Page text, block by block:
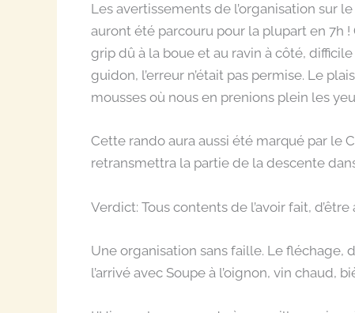
Les avertissements de l’organisation sur
auront été parcouru pour la plupart en 7h
grip dû à la boue et au ravin à côté,
guidon, l’erreur n’était pas permise. Le
mousses où nous en prenions plein les
Cette rando aura aussi été marqué par le
retransmettra la partie de la descente
Verdict: Tous contents de l’avoir fait,
Une organisation sans faille. Le fléchage,
l’arrivé avec Soupe à l’oignon, vin chaud,